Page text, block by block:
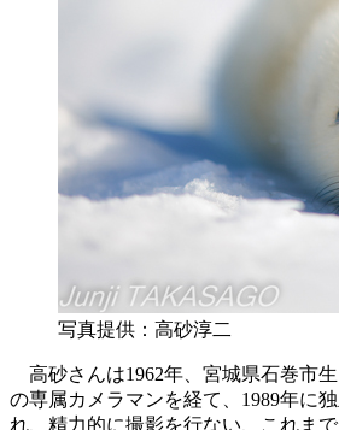
写真提供：高砂淳二
高砂さんは1962年、宮城県石巻市
の専属カメラマンを経て、1989年に
れ、精力的に撮影を行ない、これま